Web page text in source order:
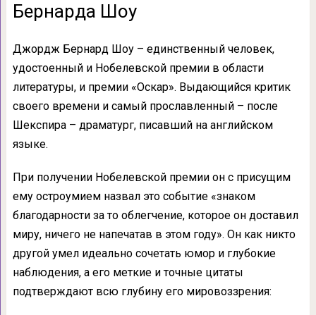
Бернарда Шоу
Джордж Бернард Шоу – единственный человек,
удостоенный и Нобелевской премии в области
литературы, и премии «Оскар». Выдающийся критик
своего времени и самый прославленный – после
Шекспира – драматург, писавший на английском
языке.
При получении Нобелевской премии он с присущим
ему остроумием назвал это событие «знаком
благодарности за то облегчение, которое он доставил
миру, ничего не напечатав в этом году». Он как никто
другой умел идеально сочетать юмор и глубокие
наблюдения, а его меткие и точные цитаты
подтверждают всю глубину его мировоззрения: